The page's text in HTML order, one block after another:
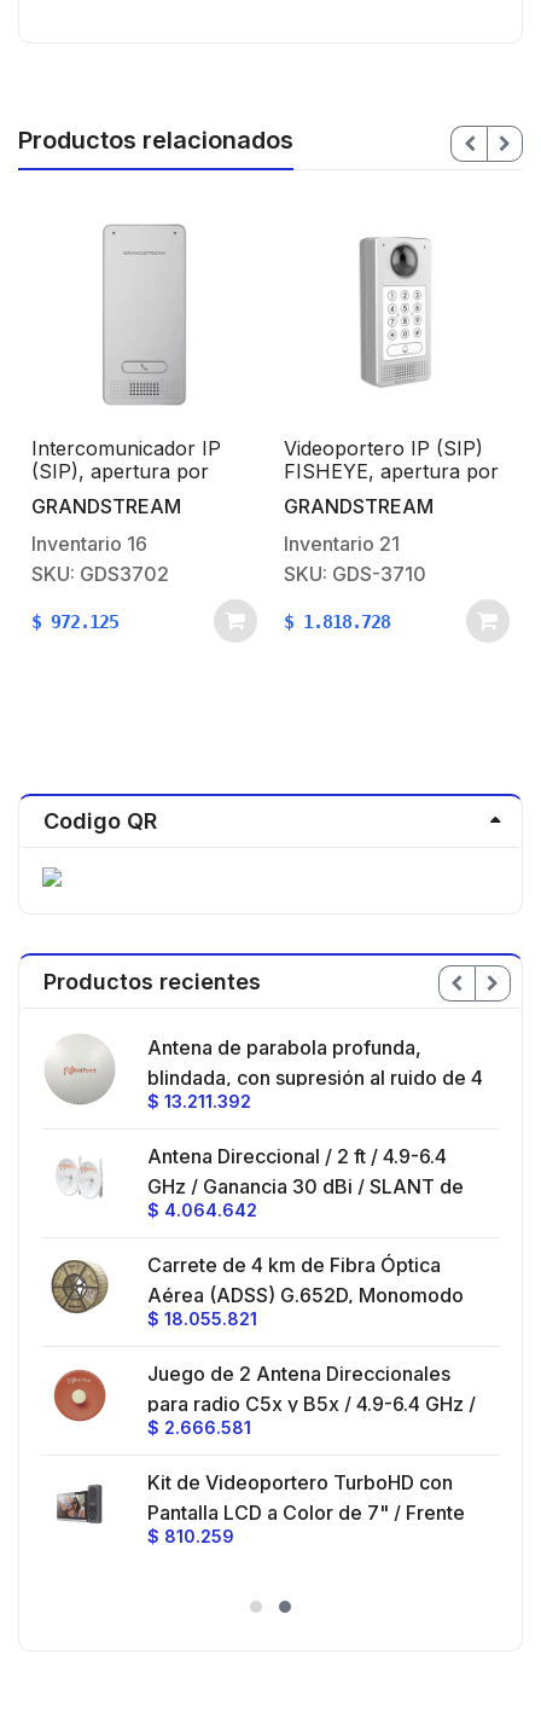
Productos relacionados
Intercomunicador IP
(SIP), apertura por
código, Antivandálico
IK10, 2 relevadores,
IP66, PoE
GRANDSTREAM
Inventario 16
SKU: GDS3702
$ 972.125
Videoportero IP (SIP)
FISHEYE, apertura por
código, Antivandálico,
llamada y/o tarjeta,
teclado retro-
iluminación
GRANDSTREAM
Inventario 21
SKU: GDS-3710
$ 1.818.728
Codigo QR
Productos recientes
Antena de parabola profunda,
blindada, con supresión al ruido de 4
ft, 5.9-7.2 GHz, Ganancia 36 dBi con
hasta 80 km, Conectores N-hembra,
montaje con alineación milimétrica.
$ 13.211.392
Antena Direccional / 2 ft / 4.9-6.4
GHz / Ganancia 30 dBi / SLANT de
45 ° y 90 ° / Conector N-Hembra /
$ 4.064.642
Carrete de 4 km de Fibra Óptica
Aérea (ADSS) G.652D, Monomodo
de 24 Hilos, Exterior, Span 200,
$ 18.055.821
Juego de 2 Antena Direccionales
para radio C5x y B5x / 4.9-6.4 GHz /
Ganancia 27 dBi / Montaje incluido.
$ 2.666.581
Kit de Videoportero TurboHD con
Pantalla LCD a Color de 7" / Frente
de Calle para Exterior de
)130° de Visión (Gran Angular)
$ 810.259